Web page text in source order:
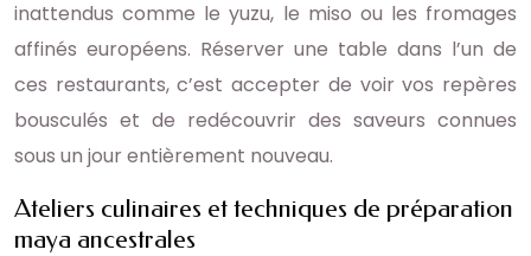
inattendus comme le yuzu, le miso ou les fromages
affinés européens. Réserver une table dans l’un de
ces restaurants, c’est accepter de voir vos repères
bousculés et de redécouvrir des saveurs connues
sous un jour entièrement nouveau.
Ateliers culinaires et techniques de préparation
maya ancestrales